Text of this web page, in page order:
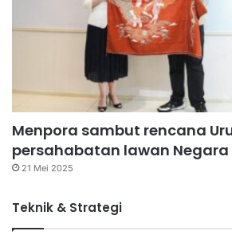
Menpora sambut rencana
persahabatan lawan Negara
21 Mei 2025
Teknik & Strategi